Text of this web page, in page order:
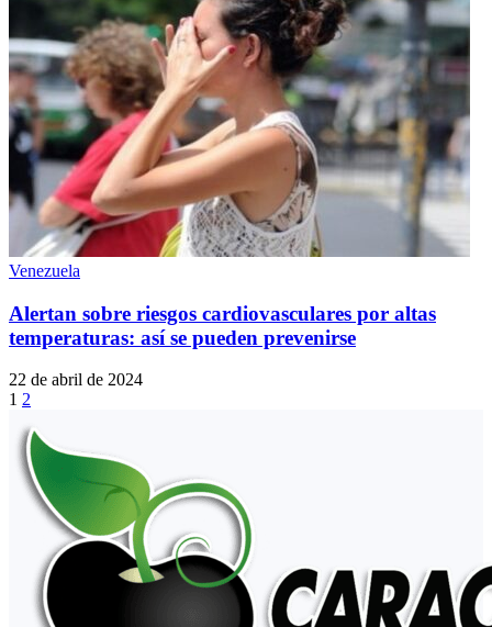
Venezuela
Alertan sobre riesgos cardiovasculares por altas
temperaturas: así se pueden prevenirse
22 de abril de 2024
1 2